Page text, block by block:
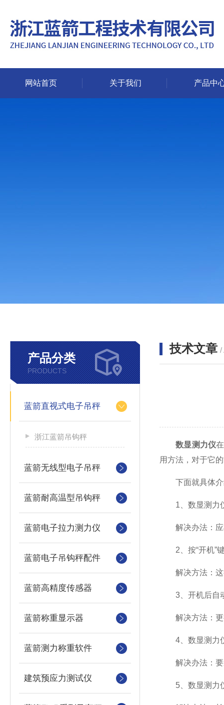
网站首页 关于我们 产品中
产品分类
PRODUCTS
蓝箭直视式电子吊秤
浙江蓝箭吊钩秤
蓝箭无线型电子吊秤
蓝箭耐高温型吊钩秤
蓝箭电子拉力测力仪
蓝箭电子吊钩秤配件
蓝箭高精度传感器
蓝箭称重显示器
蓝箭测力称重软件
建筑预应力测试仪
技术文章 /
数显测力仪
用方法，对于它
下面就具体介
1、数显测力仪
解决办法：应将
2、按“开机”
解决方法：这
3、开机后自动
解决方法：更
4、数显测力仪
解决办法：要
5、数显测力仪